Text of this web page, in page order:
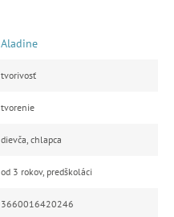
Aladine
tvorivosť
tvorenie
dievča, chlapca
od 3 rokov, predškoláci
3660016420246